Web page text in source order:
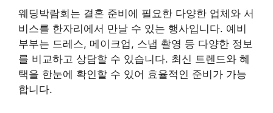
웨딩박람회는 결혼 준비에 필요한 다양한 업체와 서
비스를 한자리에서 만날 수 있는 행사입니다. 예비
부부는 드레스, 메이크업, 스냅 촬영 등 다양한 정보
를 비교하고 상담할 수 있습니다. 최신 트렌드와 혜
택을 한눈에 확인할 수 있어 효율적인 준비가 가능
합니다.